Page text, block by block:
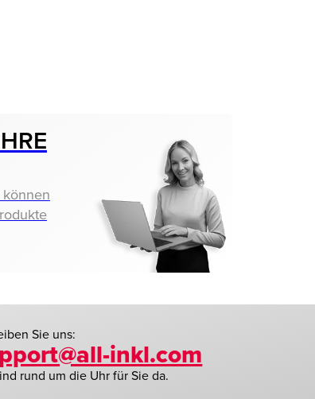
Sie uns:
inkl.com
rund um die Uhr für Sie da.